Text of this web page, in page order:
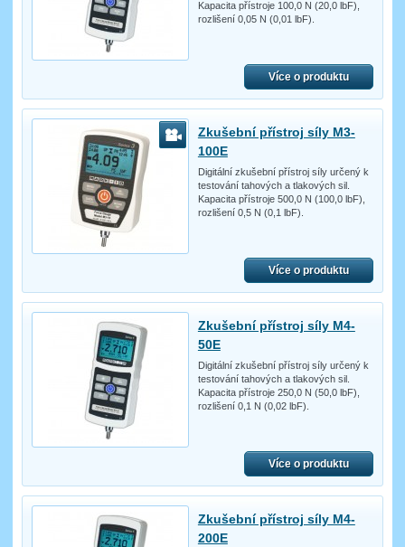
Kapacita přístroje 100,0 N (20,0 lbF),
rozlišení 0,05 N (0,01 lbF).
Více o produktu
Zkušební přístroj síly M3-
100E
Digitální zkušební přístroj síly určený k
testování tahových a tlakových sil.
Kapacita přístroje 500,0 N (100,0 lbF),
rozlišení 0,5 N (0,1 lbF).
Více o produktu
Zkušební přístroj síly M4-
50E
Digitální zkušební přístroj síly určený k
testování tahových a tlakových sil.
Kapacita přístroje 250,0 N (50,0 lbF),
rozlišení 0,1 N (0,02 lbF).
Více o produktu
Zkušební přístroj síly M4-
200E